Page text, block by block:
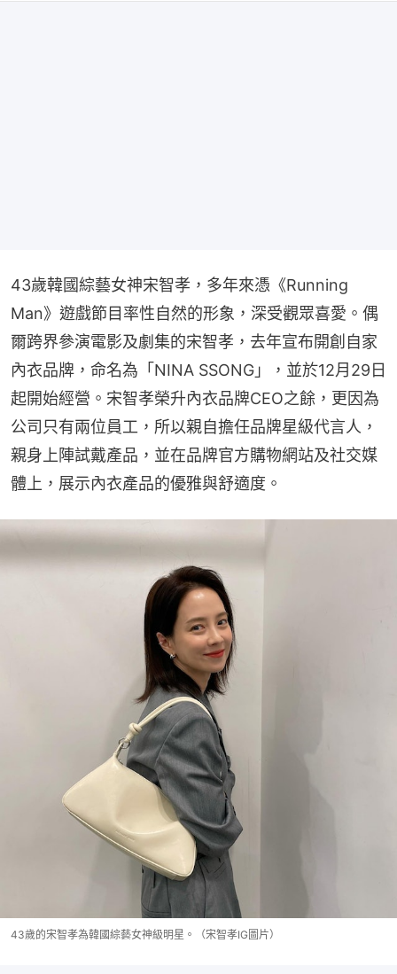
43歲韓國綜藝女神宋智孝，多年來憑《Running
Man》遊戲節目率性自然的形象，深受觀眾喜愛。偶
爾跨界參演電影及劇集的宋智孝，去年宣布開創自家
內衣品牌，命名為「NINA SSONG」，並於12月29日
起開始經營。宋智孝榮升內衣品牌CEO之餘，更因為
公司只有兩位員工，所以親自擔任品牌星級代言人，
親身上陣試戴產品，並在品牌官方購物網站及社交媒
體上，展示內衣產品的優雅與舒適度。
43歲的宋智孝為韓國綜藝女神級明星。（宋智孝IG圖片）